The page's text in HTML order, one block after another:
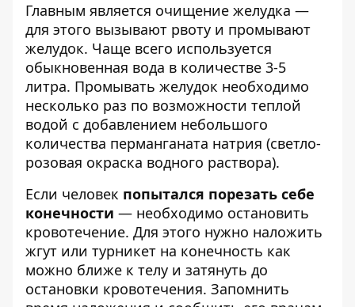
Главным является очищение желудка —
для этого вызывают рвоту и промывают
желудок. Чаще всего используется
обыкновенная вода в количестве 3-5
литра. Промывать желудок необходимо
несколько раз по возможности теплой
водой с добавлением небольшого
количества перманганата натрия (светло-
розовая окраска водного раствора).
Если человек попытался порезать себе
конечности — необходимо остановить
кровотечение. Для этого нужно наложить
жгут или турникет на конечность как
можно ближе к телу и затянуть до
остановки кровотечения. Запомнить